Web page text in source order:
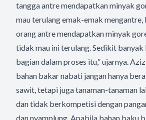
tangga antre mendapatkan minyak
mau terulang emak-emak
orang antre mendapatkan minyak
tidak mau ini terulang. Sedikit
bagian dalam proses itu,” ujarnya.
bahan bakar nabati jangan hanya
sawit, tetapi juga tanaman-tanaman
dan tidak berkompetisi dengan
dan nyamplung. Apabila bahan baku